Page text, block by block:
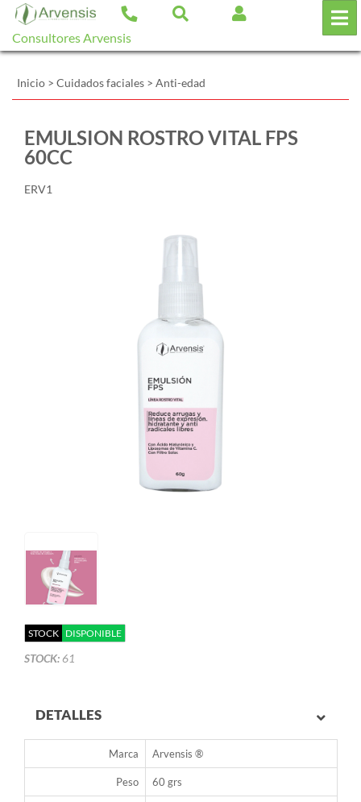
Consultores Arvensis
Inicio > Cuidados faciales > Anti-edad
EMULSION ROSTRO VITAL FPS
60CC
ERV1
STOCK DISPONIBLE
STOCK: 61
DETALLES
Marca Arvensis ®
Peso 60 grs